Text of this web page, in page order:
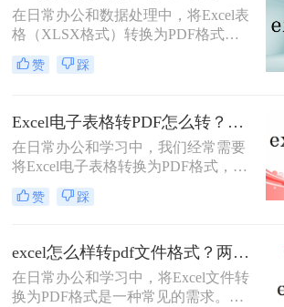
在日常办公和数据处理中，将Excel表
格（XLSX格式）转换为PDF格式已
成为一项常见的任务。PDF格式具有
跨平台兼容性、格式稳定性和安全性
打印等方面具有显著优势。那么xlsx
怎么转换成pdf格式呢？本文将介绍三
种将XLSX转换成PDF的方法。
赞 踩
Excel电子表格转PDF怎么转？推荐这四种方法给大家！
​在日常办公和学习中，我们经常需要
将Excel电子表格转换为PDF格式，以
便于在不改变格式的前提下进行分
享、打印或存档。那么Excel电子表格
种将Excel电子表格转换为PDF的方
法，并给出具体的操作步骤和注意事
项。
赞 踩
excel怎么样转pdf文件格式？两分钟教会你三种方法
在日常办公和学习中，将Excel文件转
换为PDF格式是一种常见的需求。